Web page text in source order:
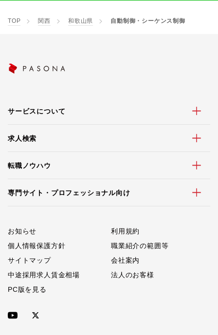
TOP 関西 和歌山県 自動制御・シーケンス制御
サービスについて
求人検索
転職ノウハウ
専門サイト・プロフェッショナル向け
お知らせ
利用規約
個人情報保護方針
職業紹介の範囲等
サイトマップ
会社案内
中途採用求人賃金相場
法人のお客様
PC版を見る